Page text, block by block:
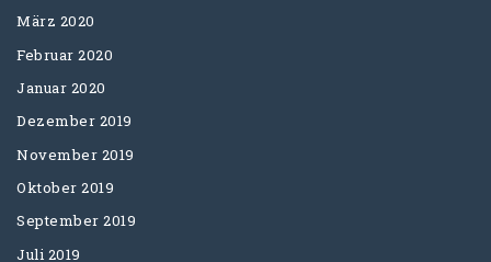
März 2020
Februar 2020
Januar 2020
Dezember 2019
November 2019
Oktober 2019
September 2019
Juli 2019